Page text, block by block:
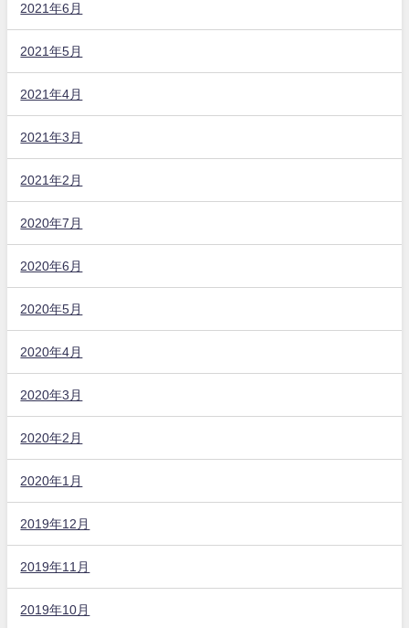
2021年6月
2021年5月
2021年4月
2021年3月
2021年2月
2020年7月
2020年6月
2020年5月
2020年4月
2020年3月
2020年2月
2020年1月
2019年12月
2019年11月
2019年10月